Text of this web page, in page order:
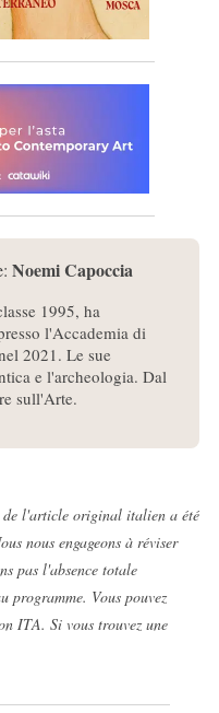
Noemi Capoccia
1995, ha
l'Accademia di
2021. Le sue
e l'archeologia. Dal
sull'Arte.
de l'article original italien a été
nous engageons à réviser
pas l'absence totale
programme. Vous pouvez
ITA. Si vous trouvez une